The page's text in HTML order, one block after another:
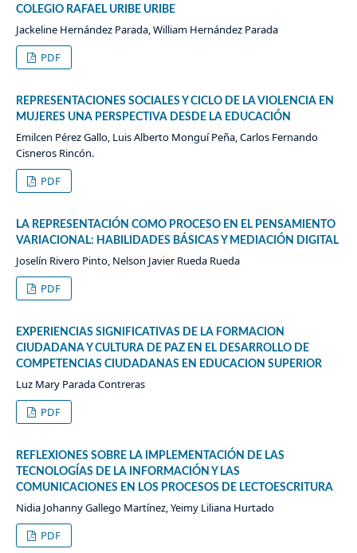
COLEGIO RAFAEL URIBE URIBE
Jackeline Hernández Parada, William Hernández Parada
PDF
REPRESENTACIONES SOCIALES Y CICLO DE LA VIOLENCIA EN
MUJERES UNA PERSPECTIVA DESDE LA EDUCACIÓN
Emilcen Pérez Gallo, Luis Alberto Monguí Peña, Carlos Fernando
Cisneros Rincón.
PDF
LA REPRESENTACIÓN COMO PROCESO EN EL PENSAMIENTO
VARIACIONAL: HABILIDADES BÁSICAS Y MEDIACIÓN DIGITAL
Joselín Rivero Pinto, Nelson Javier Rueda Rueda
PDF
EXPERIENCIAS SIGNIFICATIVAS DE LA FORMACION
CIUDADANA Y CULTURA DE PAZ EN EL DESARROLLO DE
COMPETENCIAS CIUDADANAS EN EDUCACION SUPERIOR
Luz Mary Parada Contreras
PDF
REFLEXIONES SOBRE LA IMPLEMENTACIÓN DE LAS
TECNOLOGÍAS DE LA INFORMACIÓN Y LAS
COMUNICACIONES EN LOS PROCESOS DE LECTOESCRITURA
Nidia Johanny Gallego Martínez, Yeimy Liliana Hurtado
PDF